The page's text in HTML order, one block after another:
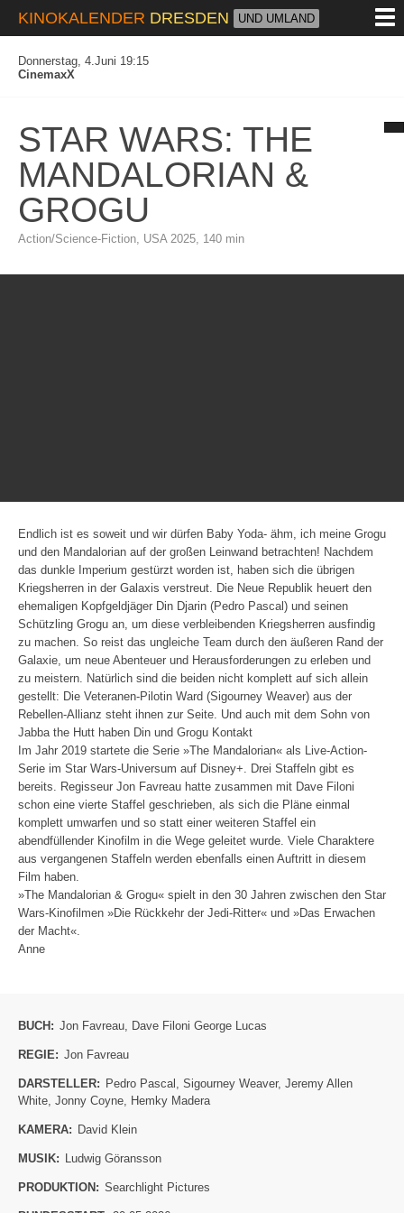
KINOKALENDER DRESDEN UND UMLAND
Donnerstag, 4.Juni 19:15
CinemaxX
STAR WARS: THE
MANDALORIAN &
GROGU
Action/Science-Fiction, USA 2025, 140 min
Endlich ist es soweit und wir dürfen Baby Yoda- ähm, ich meine Grogu
und den Mandalorian auf der großen Leinwand betrachten! Nachdem
das dunkle Imperium gestürzt worden ist, haben sich die übrigen
Kriegsherren in der Galaxis verstreut. Die Neue Republik heuert den
ehemaligen Kopfgeldjäger Din Djarin (Pedro Pascal) und seinen
Schützling Grogu an, um diese verbleibenden Kriegsherren ausfindig
zu machen. So reist das ungleiche Team durch den äußeren Rand der
Galaxie, um neue Abenteuer und Herausforderungen zu erleben und
zu meistern. Natürlich sind die beiden nicht komplett auf sich allein
gestellt: Die Veteranen-Pilotin Ward (Sigourney Weaver) aus der
Rebellen-Allianz steht ihnen zur Seite. Und auch mit dem Sohn von
Jabba the Hutt haben Din und Grogu Kontakt
Im Jahr 2019 startete die Serie »The Mandalorian« als Live-Action-
Serie im Star Wars-Universum auf Disney+. Drei Staffeln gibt es
bereits. Regisseur Jon Favreau hatte zusammen mit Dave Filoni
schon eine vierte Staffel geschrieben, als sich die Pläne einmal
komplett umwarfen und so statt einer weiteren Staffel ein
abendfüllender Kinofilm in die Wege geleitet wurde. Viele Charaktere
aus vergangenen Staffeln werden ebenfalls einen Auftritt in diesem
Film haben.
»The Mandalorian & Grogu« spielt in den 30 Jahren zwischen den Star
Wars-Kinofilmen »Die Rückkehr der Jedi-Ritter« und »Das Erwachen
der Macht«.
Anne
BUCH: Jon Favreau Dave Filoni George Lucas
REGIE: Jon Favreau
DARSTELLER: Pedro Pascal Sigourney Weaver, Jeremy Allen
White Jonny Coyne Hemky Madera
KAMERA: David Klein
MUSIK: Ludwig Göransson
PRODUKTION: Searchlight Pictures